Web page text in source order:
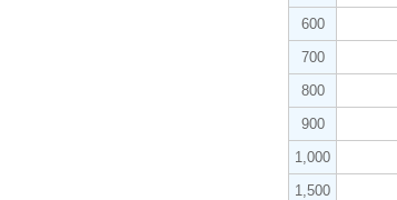
600
700
800
900
1,000
1,500